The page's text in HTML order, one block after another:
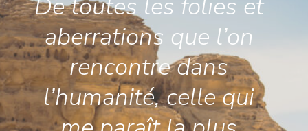
aberrations que l’on
rencontre dans
l’humanité, celle qui